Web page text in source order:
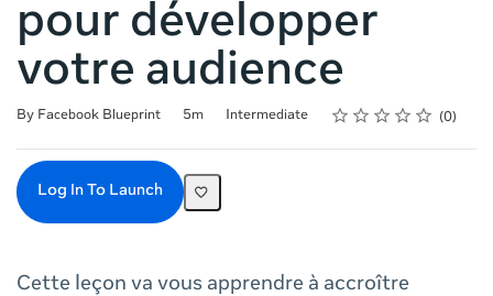
pour développer
votre audience
By Facebook Blueprint
Duration 5m
Difficulty Intermediate Rating
1 star
2 stars
3 stars
4 stars
5 stars
Average rating: 0 0
No reviews
Log In To Launch
Cette leçon va vous apprendre à accroître